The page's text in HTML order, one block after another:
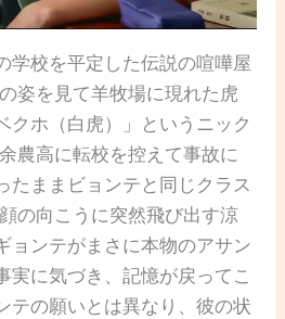
学校を平定した伝説の喧嘩屋
姿を見て羊牧場に現れた虎
クホ（白虎）」というニック
農高に転校を控えて事故に
たままビョンテと同じクラス
の向こうに突然飛び出す涼
ョンテがまさに本物のアサン
実に気づき、記憶が戻ってこ
テの願いとは異なり、彼の状